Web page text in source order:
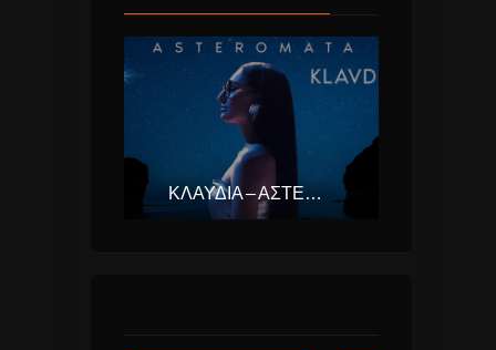
ΚΛΑΥΔΊΑ – ΑΣΤΕΡΟΜΆΤΑ (EUROVISION ΕΛΛΆΔΑ 2025)